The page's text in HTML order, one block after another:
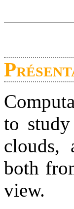
to
clouds,
both
view.